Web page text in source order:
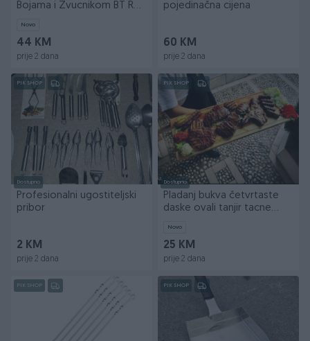
Bojama i Zvucnikom BT RGB
Novo
44 KM
prije 2 dana
pojedinačna cijena
60 KM
prije 2 dana
PIK SHOP
Dostupno
Profesionalni ugostiteljski
pribor
2 KM
prije 2 dana
PIK SHOP
Dostupno
Pladanj bukva četvrtaste
daske ovali tanjir tacne
Novo
25 KM
prije 2 dana
PIK SHOP PIK SHOP